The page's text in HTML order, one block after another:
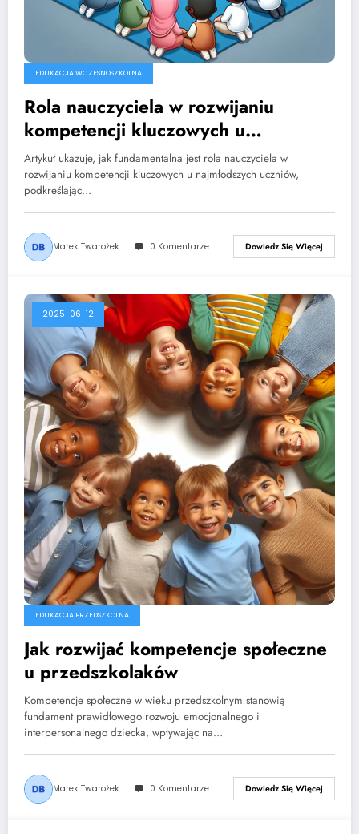
EDUKACJA WCZESNOSZKOLNA
Rola nauczyciela w rozwijaniu
kompetencji kluczowych u
najmłodszych uczniów
Artykuł ukazuje, jak fundamentalna jest rola nauczyciela w
rozwijaniu kompetencji kluczowych u najmłodszych uczniów,
podkreślając…
Marek Twarożek 0 Komentarze Dowiedz Się Więcej
2025-06-12
EDUKACJA PRZEDSZKOLNA
Jak rozwijać kompetencje społeczne
u przedszkolaków
Kompetencje społeczne w wieku przedszkolnym stanowią
fundament prawidłowego rozwoju emocjonalnego i
interpersonalnego dziecka, wpływając na…
Marek Twarożek 0 Komentarze Dowiedz Się Więcej